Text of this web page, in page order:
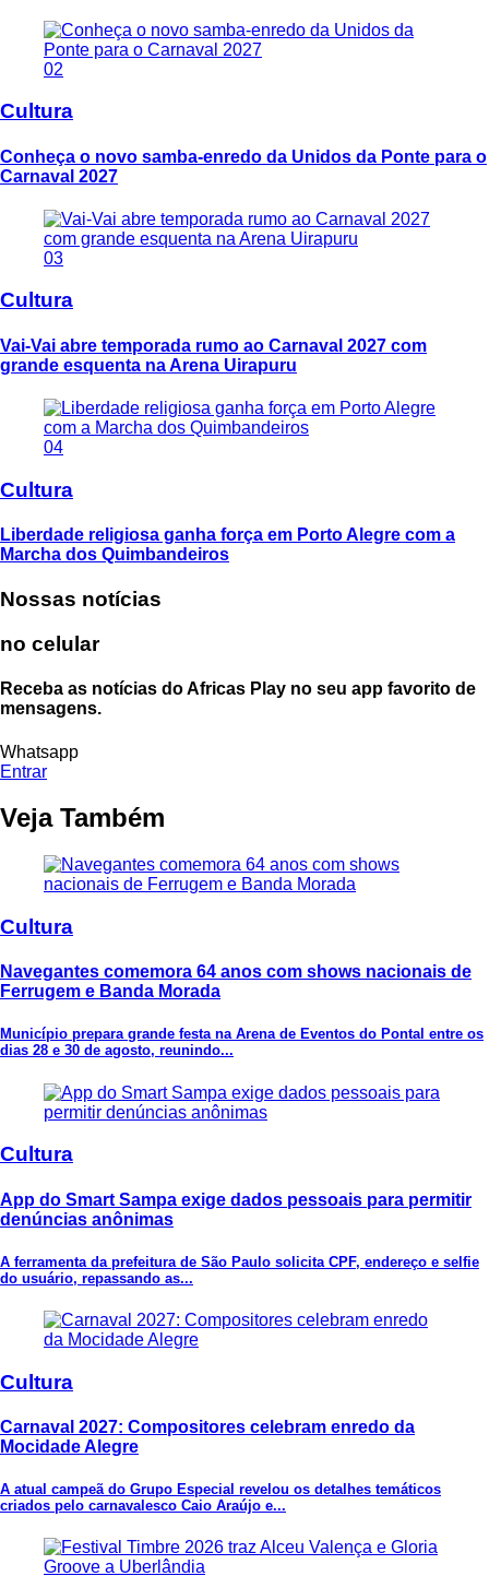
02
Cultura
Conheça o novo samba-enredo da Unidos da Ponte para o
Carnaval 2027
03
Cultura
Vai-Vai abre temporada rumo ao Carnaval 2027 com
grande esquenta na Arena Uirapuru
04
Cultura
Liberdade religiosa ganha força em Porto Alegre com a
Marcha dos Quimbandeiros
Nossas notícias
no celular
Receba as notícias do Africas Play no seu app favorito de
mensagens.
Whatsapp
Entrar
Veja Também
Cultura
Navegantes comemora 64 anos com shows nacionais de
Ferrugem e Banda Morada
Município prepara grande festa na Arena de Eventos do Pontal entre os
dias 28 e 30 de agosto, reunindo...
Cultura
App do Smart Sampa exige dados pessoais para permitir
denúncias anônimas
A ferramenta da prefeitura de São Paulo solicita CPF, endereço e selfie
do usuário, repassando as...
Cultura
Carnaval 2027: Compositores celebram enredo da
Mocidade Alegre
A atual campeã do Grupo Especial revelou os detalhes temáticos
criados pelo carnavalesco Caio Araújo e...